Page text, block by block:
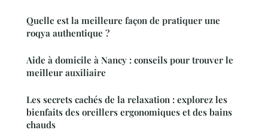
Quelle est la meilleure façon de pratiquer une
roqya authentique ?
Aide à domicile à Nancy : conseils pour trouver le
meilleur auxiliaire
Les secrets cachés de la relaxation : explorez les
bienfaits des oreillers ergonomiques et des bains
chauds